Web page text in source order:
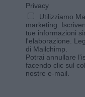
Privacy
Utilizziamo
marketing.
tue informazioni
l'elaborazione.
di Mailchimp.
Potrai annullare
facendo clic sul
nostre e-mail.